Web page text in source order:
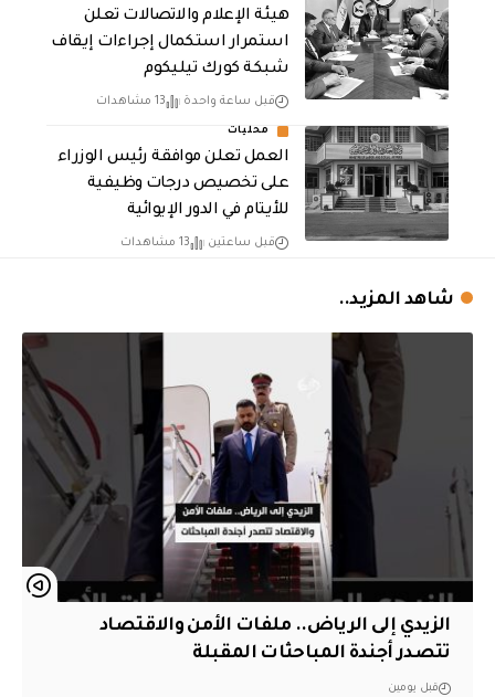
هيئة الإعلام والاتصالات تعلن
استمرار استكمال إجراءات إيقاف
شبكة كورك تيليكوم
قبل ساعة واحدة 13 مشاهدات
محليات
العمل تعلن موافقة رئيس الوزراء
على تخصيص درجات وظيفية
للأيتام في الدور الإيوائية
قبل ساعتين 13 مشاهدات
شاهد المزيد..
الزيدي إلى الرياض.. ملفات الأمن والاقتصاد
تتصدر أجندة المباحثات المقبلة
قبل يومين